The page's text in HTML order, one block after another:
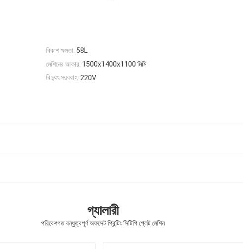
বিকাশ ক্ষমতা: 58L
মেশিনের আকার: 1500x1400x1100 মিমি
বিদ্যুৎ সরবরাহ: 220V
গ্যালারী
পরিবেশগত বন্ধুত্বপূর্ণ অফসেট প্রিন্টিং সিটিপি প্লেট মেশিন